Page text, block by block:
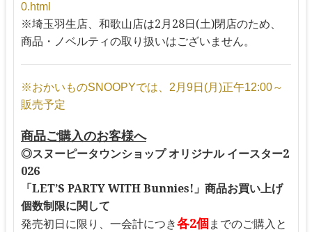
0.html
※埼玉羽生店、和歌山店は2月28日(土)閉店のため、
商品・ノベルティの取り扱いはございません。
※おかいものSNOOPYでは、2月9日(月)正午12:00～
販売予定
商品ご購入のお客様へ
◎スヌーピータウンショップ オリジナル イースター2
026
「LET’S PARTY WITH Bunnies!」商品お買い上げ
個数制限に関して
発売初日に限り、一会計につき各2個 までのご購入と